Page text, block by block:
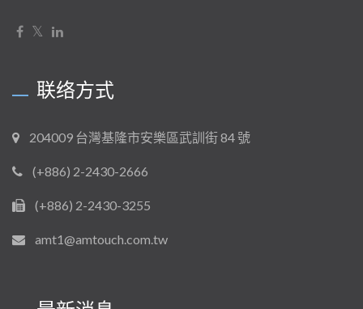
联络方式
204009 台灣基隆市安樂區武訓街 84 號
(+886) 2-2430-2666
(+886) 2-2430-3255
amt1@amtouch.com.tw